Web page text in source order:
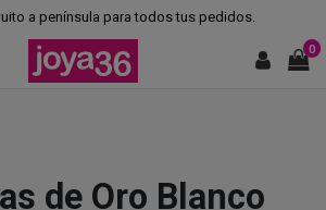
a península para todos tus pedidos.
0
de Oro Blanco